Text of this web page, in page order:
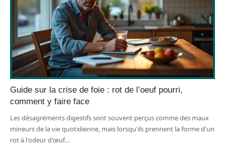
Guide sur la crise de foie : rot de l’oeuf pourri,
comment y faire face
Les désagréments digestifs sont souvent perçus comme des maux
mineurs de la vie quotidienne, mais lorsqu'ils prennent la forme d'un
rot à l'odeur d'œuf…